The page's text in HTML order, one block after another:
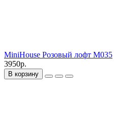
MiniHouse Розовый лофт M035
3950р.
В корзину